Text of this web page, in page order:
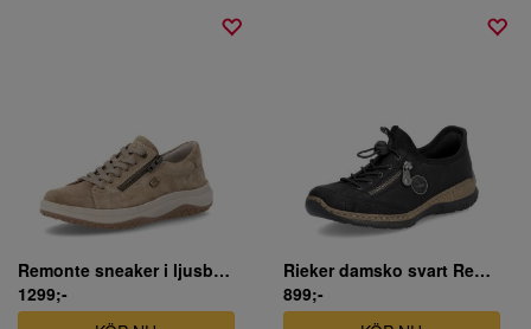
Remonte sneaker i ljusbrun mocka
1299;-
Rieker damsko svart Ready To Go
899;-